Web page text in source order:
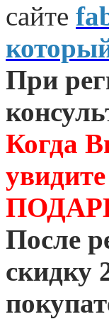
сайте
При
Когда
После
скидку